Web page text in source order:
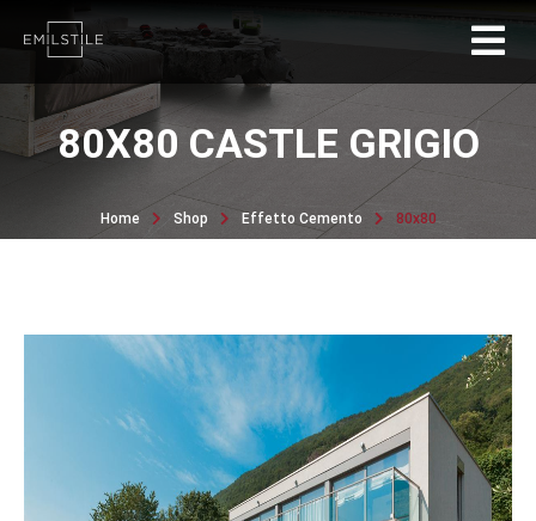
80X80 CASTLE GRIGIO
Home Shop Effetto Cemento 80x80